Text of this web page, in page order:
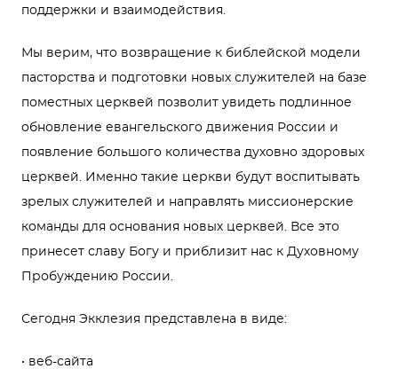
поддержки и взаимодействия.
Мы верим, что возвращение к библейской модели
пасторства и подготовки новых служителей на базе
поместных церквей позволит увидеть подлинное
обновление евангельского движения России и
появление большого количества духовно здоровых
церквей. Именно такие церкви будут воспитывать
зрелых служителей и направлять миссионерские
команды для основания новых церквей. Все это
принесет славу Богу и приблизит нас к Духовному
Пробуждению России.
Сегодня Экклезия представлена в виде:
• веб-сайта